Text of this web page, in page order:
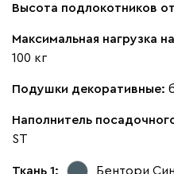
Вишневый
Кларинс
Высота подлокотников
Максимальная нагрузка
100 кг
Подушки декоративные:
Наполнитель
ST
Ткань 1: Бентори